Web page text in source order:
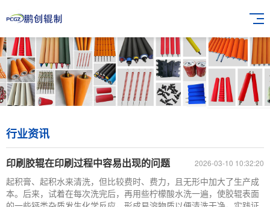
行业资讯
2026-03-10 10:32:20
印刷胶辊在印刷过程中容易出现的问题
起积膏、起积水来清洗，但比较费时、费力，且无形中加大了生产成
本。后来，试着在每次洗完后，再用些柠檬酸水洗一遍，使胶辊表面